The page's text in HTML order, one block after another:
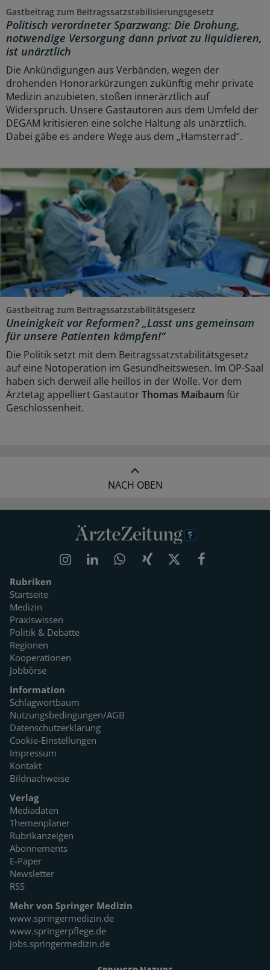
Gastbeitrag zum Beitragssatzstabilisierungsgesetz
Politisch verordneter Sparzwang: Die Drohung,
notwendige Versorgung dann privat zu liquidieren,
ist unärztlich
Die Ankündigungen aus Verbänden, wegen der
drohenden Honorarkürzungen zukünftig mehr private
Medizin anzubieten, stoßen innerärztlich auf
Widerspruch. Unsere Gastautoren aus dem Umfeld der
DEGAM kritisieren eine solche Haltung als unärztlich.
Dabei gäbe es andere Wege aus dem „Hamsterrad“.
Gastbeitrag zum Beitragssatzstabilitätsgesetz
Uneinigkeit vor Reformen? „Lasst uns gemeinsam
für unsere Patienten kämpfen!“
Die Politik setzt mit dem Beitragssatzstabilitätsgesetz
auf eine Notoperation im Gesundheitswesen. Im OP-Saal
haben sich derweil alle heillos in der Wolle. Vor dem
Ärztetag appelliert GastautorThomas Maibaum für
Geschlossenheit.
NACH OBEN
Rubriken
Startseite
Medizin
Praxiswissen
Politik & Debatte
Regionen
Kooperationen
Jobbörse
Information
Schlagwortbaum
Nutzungsbedingungen/AGB
Datenschutzerklärung
Cookie-Einstellungen
Impressum
Kontakt
Bildnachweise
Verlag
Mediadaten
Themenplaner
Rubrikanzeigen
Abonnements
E-Paper
Newsletter
RSS
Mehr von Springer Medizin
www.springermedizin.de
www.springerpflege.de
jobs.springermedizin.de